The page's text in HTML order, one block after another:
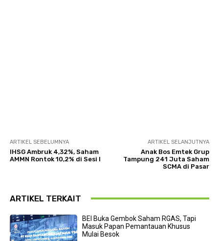
ARTIKEL SEBELUMNYA
IHSG Ambruk 4,32%, Saham
AMMN Rontok 10,2% di Sesi I
ARTIKEL SELANJUTNYA
Anak Bos Emtek Grup
Tampung 241 Juta Saham
SCMA di Pasar
ARTIKEL TERKAIT
BEI Buka Gembok Saham RGAS, Tapi
Masuk Papan Pemantauan Khusus
Mulai Besok